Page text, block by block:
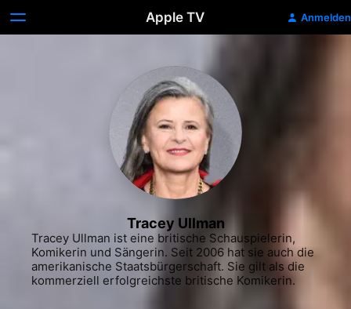
Apple TV Anmelden
Tracey Ullman
Tracey Ullman ist eine britische Schauspielerin,
Komikerin und Sängerin. Seit 2006 hat sie auch die
amerikanische Staatsbürgerschaft. Sie gilt als die
kommerziell erfolgreichste britische Komikerin.